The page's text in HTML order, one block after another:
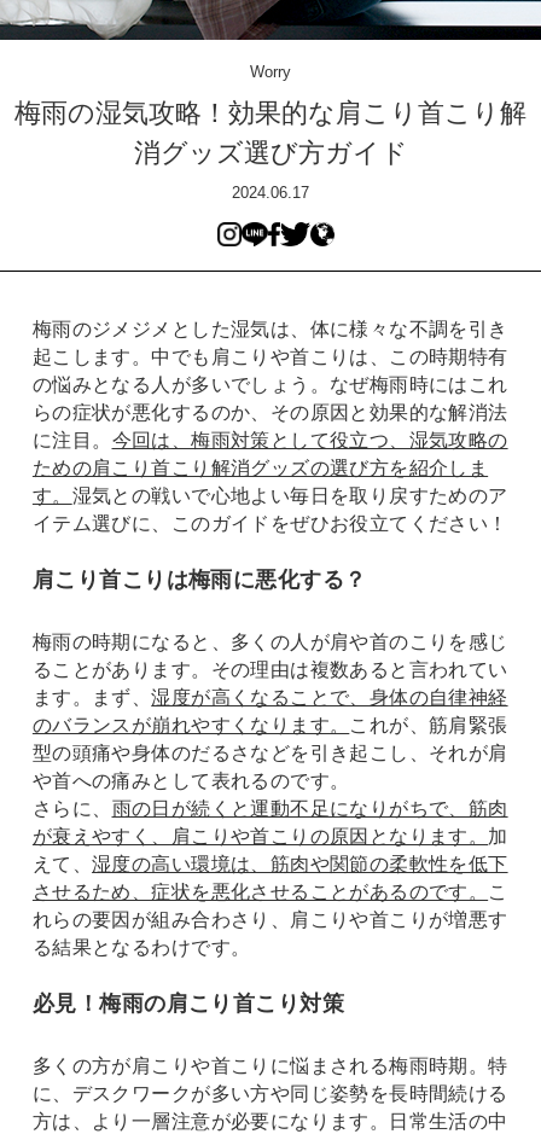
Worry
梅雨の湿気攻略！効果的な肩こり首こり解
消グッズ選び方ガイド
2024.06.17
梅雨のジメジメとした湿気は、体に様々な不調を引き
起こします。中でも肩こりや首こりは、この時期特有
の悩みとなる人が多いでしょう。なぜ梅雨時にはこれ
らの症状が悪化するのか、その原因と効果的な解消法
に注目。 今回は、梅雨対策として役立つ、湿気攻略の
ための肩こり首こり解消グッズの選び方を紹介しま
す。 湿気との戦いで心地よい毎日を取り戻すためのア
イテム選びに、このガイドをぜひお役立てください！
肩こり首こりは梅雨に悪化する？
梅雨の時期になると、多くの人が肩や首のこりを感じ
ることがあります。その理由は複数あると言われてい
ます。まず、湿度が高くなることで、身体の自律神経
のバランスが崩れやすくなります。 これが、筋肩緊張
型の頭痛や身体のだるさなどを引き起こし、それが肩
や首への痛みとして表れるのです。
さらに、 雨の日が続くと運動不足になりがちで、筋肉
が衰えやすく、肩こりや首こりの原因となります。 加
えて、湿度の高い環境は、筋肉や関節の柔軟性を低下
させるため、症状を悪化させることがあるのです。
こ
れらの要因が組み合わさり、肩こりや首こりが増悪す
る結果となるわけです。
必見！梅雨の肩こり首こり対策
多くの方が肩こりや首こりに悩まされる梅雨時期。特
に、デスクワークが多い方や同じ姿勢を長時間続ける
方は、より一層注意が必要になります。日常生活の中